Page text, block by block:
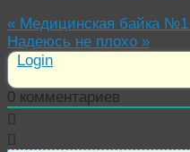
« Медицинская байка №1
Надеюсь не плохо »
Login
0 комментариев